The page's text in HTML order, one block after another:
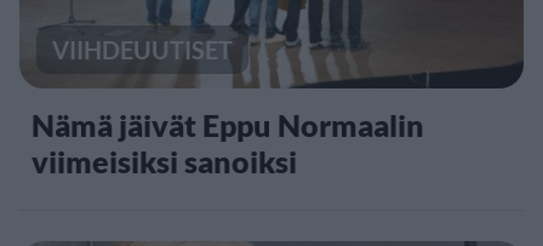
VIIHDEUUTISET
Nämä jäivät Eppu Normaalin
viimeisiksi sanoiksi